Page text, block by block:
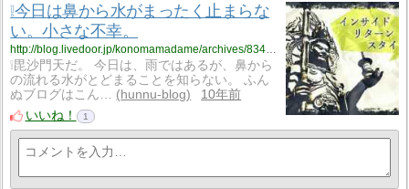
❕今日は鼻から水がまったく止まらな
い。小さな不幸。
http://blog.livedoor.jp/konomamadame/archives/8345663.html
❕毘沙門天だ。 今日は、雨ではあるが、鼻から
の流れる水がとどまることを知らない。 ふん
ぬブログはこん…
hunnu-blog
10年前
いいね！
1